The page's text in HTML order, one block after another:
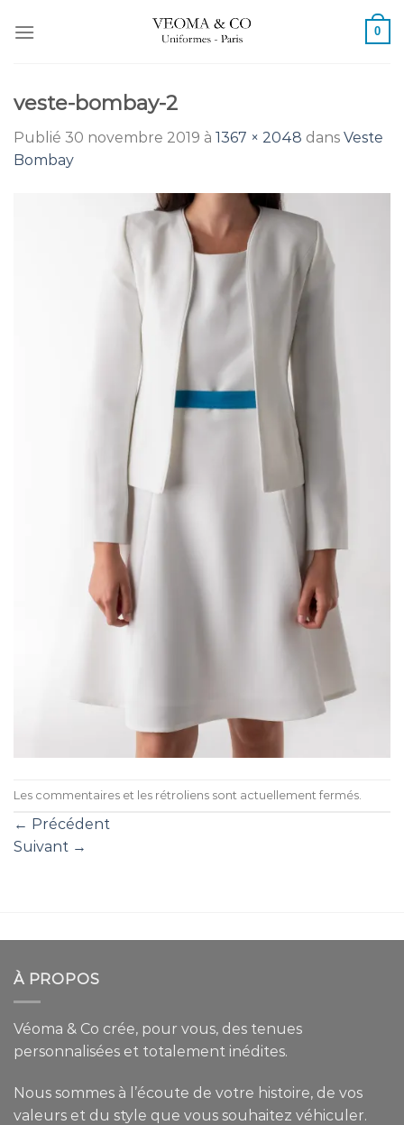
au
0
veste-bombay-2
Publié 30 novembre 2019 à 1367 × 2048 dans Veste
Bombay
Les commentaires et les rétroliens sont actuellement fermés.
← Précédent
Suivant →
À PROPOS
Véoma & Co crée, pour vous, des tenues
personnalisées et totalement inédites.
Nous sommes à l’écoute de votre histoire, de vos
valeurs et du style que vous souhaitez véhiculer.